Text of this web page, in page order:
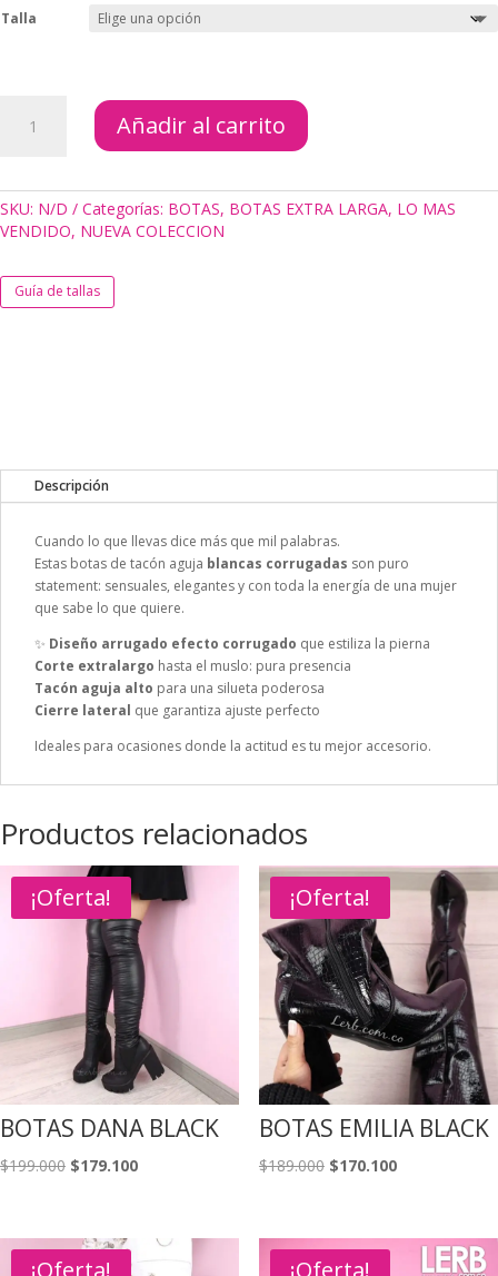
Talla
EXTRALARGA
BLANCA
cantidad
Añadir al carrito
SKU: N/D Categorías: BOTAS, BOTAS EXTRA LARGA, LO MAS
VENDIDO, NUEVA COLECCION
Guía de tallas
Descripción
Cuando lo que llevas dice más que mil palabras.
Estas botas de tacón aguja blancas corrugadas son puro
statement: sensuales, elegantes y con toda la energía de una mujer
que sabe lo que quiere.
✨ Diseño arrugado efecto corrugado que estiliza la pierna
Corte extralargo hasta el muslo: pura presencia
Tacón aguja alto para una silueta poderosa
Cierre lateral que garantiza ajuste perfecto
Ideales para ocasiones donde la actitud es tu mejor accesorio.
Productos relacionados
¡Oferta!
BOTAS DANA BLACK
$199.000 El
era:
$179.100El
¡Oferta!
BOTAS EMILIA BLACK
$189.000 El
era:
$170.100El
¡Oferta! ¡Oferta!